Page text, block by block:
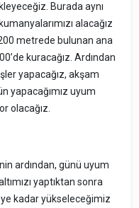
Burada aynı
alacağız
metrede bulunan ana
kuracağız. Ardından
yapacağız, akşam
yapacağımız uyum
olacağız.
ardından, günü uyum
yaptıktan sonra
kadar yükseleceğimiz